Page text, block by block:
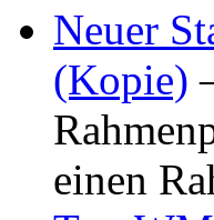
Neuer
(Kopie)
einen